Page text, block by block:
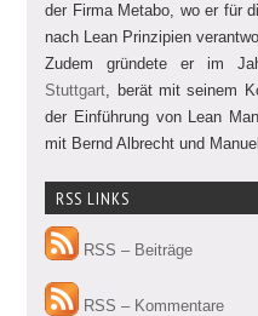
der Firma Metabo, wo er für
nach Lean Prinzipien
Zudem gründete er im
Stuttgart , berät mit seinem
der Einführung von Lean
mit Bernd Albrecht und
RSS LINKS
RSS – Beiträge
RSS – Kommentare